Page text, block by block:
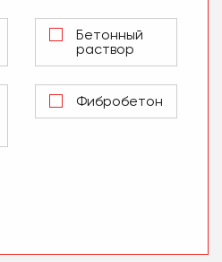
Бетонный
раствор
Фибробетон